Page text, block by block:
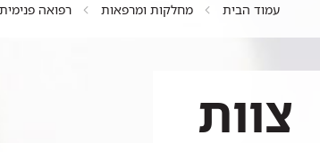
עמוד הבית מחלקות ומרפאות רפואה פנימית
צוות